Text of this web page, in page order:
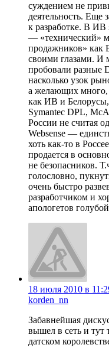
суждением не
деятельность. Еще
к разработке. В ИВ
— «технический»
продажников» как
своими глазами. И
пробовали разные
насколько узок
а желающих много,
как ИВ и
Symantec DPL,
России не считая
Websense —
хоть как-то в
продается в
не безопасников.
голословно,
очень быстро
разработчиком и
апологетов
18 июля 2010 в
korden_nn
Забавнейшая
вышел в сеть и тут
датском